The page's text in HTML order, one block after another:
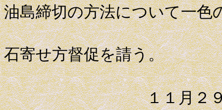
油島締切の方法について一色
同時に、
石寄せ方督促を請う。
１１月２９日 一